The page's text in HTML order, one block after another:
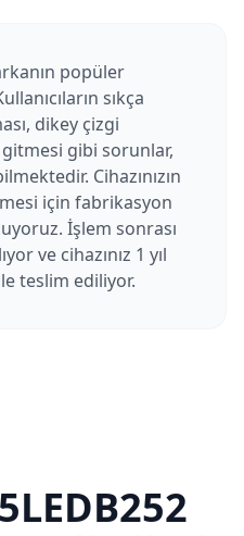
popüler
sıkça
dikey çizgi
gibi sorunlar,
Cihazınızın
için fabrikasyon
İşlem sonrası
ve cihazınız 1 yıl
teslim ediliyor.